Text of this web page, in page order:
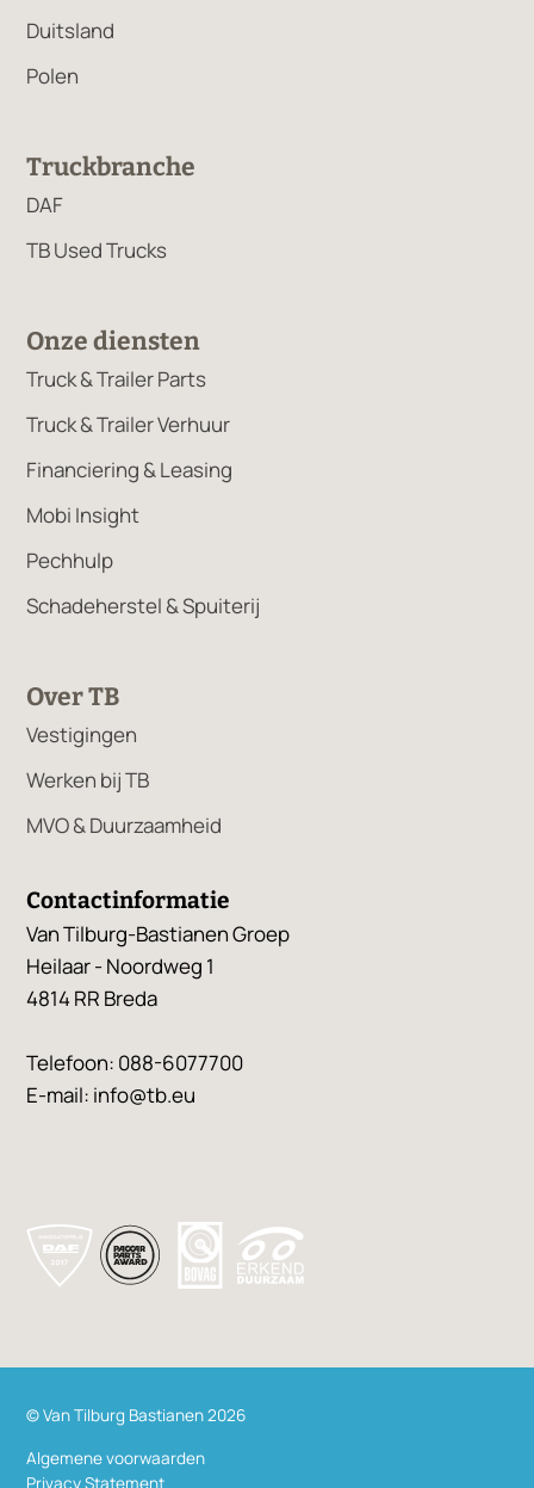
Duitsland
Polen
Truckbranche
DAF
TB Used Trucks
Onze diensten
Truck & Trailer Parts
Truck & Trailer Verhuur
Financiering & Leasing
Mobi Insight
Pechhulp
Schadeherstel & Spuiterij
Over TB
Vestigingen
Werken bij TB
MVO & Duurzaamheid
Contactinformatie
Van Tilburg-Bastianen Groep
Heilaar - Noordweg 1
4814 RR Breda
Telefoon: 088-6077700
E-mail: info@tb.eu
© Van Tilburg Bastianen 2026
Algemene voorwaarden
Privacy Statement